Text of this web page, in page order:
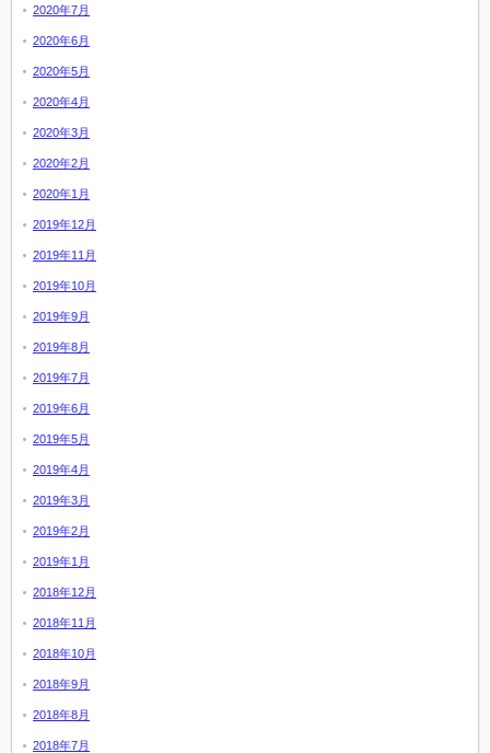
2020年7月
2020年6月
2020年5月
2020年4月
2020年3月
2020年2月
2020年1月
2019年12月
2019年11月
2019年10月
2019年9月
2019年8月
2019年7月
2019年6月
2019年5月
2019年4月
2019年3月
2019年2月
2019年1月
2018年12月
2018年11月
2018年10月
2018年9月
2018年8月
2018年7月